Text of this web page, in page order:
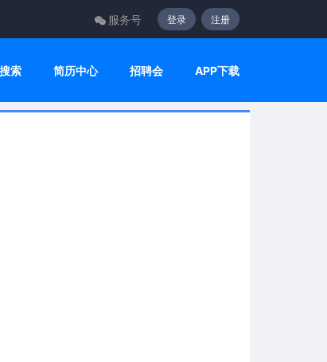
服务号 登录 注册
索 简历中心 招聘会 APP下载